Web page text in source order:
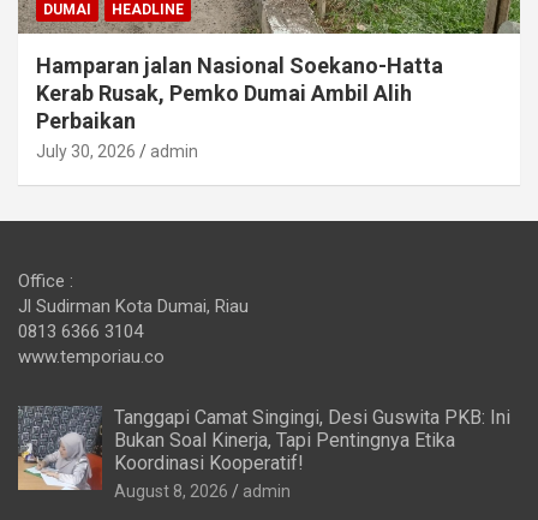
DUMAI HEADLINE
Hamparan jalan Nasional Soekano-Hatta
Kerab Rusak, Pemko Dumai Ambil Alih
Perbaikan
July 30, 2026 admin
Office :
Jl Sudirman Kota Dumai, Riau
0813 6366 3104
www.temporiau.co
Tanggapi Camat Singingi, Desi Guswita PKB: Ini
Bukan Soal Kinerja, Tapi Pentingnya Etika
Koordinasi Kooperatif!
August 8, 2026 admin